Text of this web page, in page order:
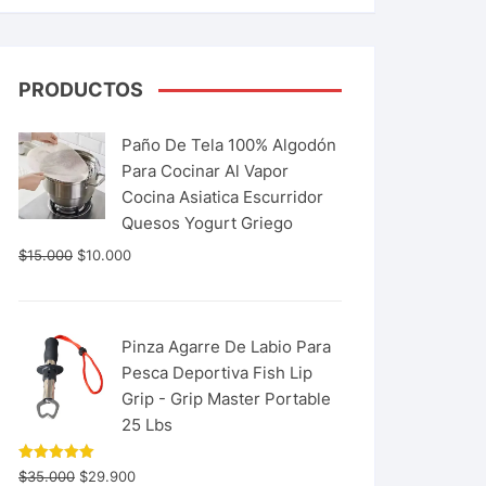
PRODUCTOS
Paño De Tela 100% Algodón
Para Cocinar Al Vapor
Cocina Asiatica Escurridor
Quesos Yogurt Griego
$15.000 $10.000
Pinza Agarre De Labio Para
Pesca Deportiva Fish Lip
Grip - Grip Master Portable
25 Lbs
Valorado
$35.000 $29.900